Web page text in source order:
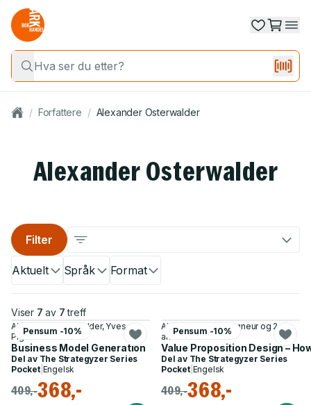
/ Forfattere / Alexander Osterwalder
Alexander Osterwalder
Aktuelt Språk Format
Filter
Viser 7 av 7 treff
Pensum -10%
Alexander Osterwalder, Yves
Pigneur
Business Model Generation
Del av The Strategyzer Series
Pocket| Engelsk
409,-368,-
Pensum -10%
Alan Smith, Yves Pigneur og 2
andre
Value Proposition Design –
Del av The Strategyzer Series
Pocket| Engelsk
409,-368,-